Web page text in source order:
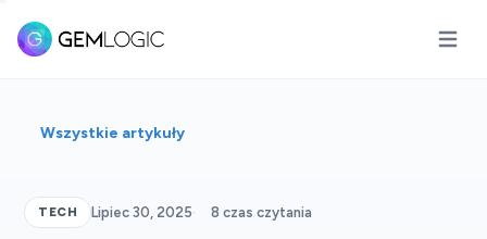
Wszystkie artykuły
TECH Lipiec 30, 2025· 8 czas czytania